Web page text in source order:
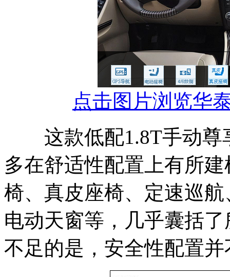
点击图片浏览华
这款低配1.8T手动
多在舒适性配置上有所
椅、真皮座椅、定速巡
电动天窗等，几乎囊括
不足的是，安全性配置